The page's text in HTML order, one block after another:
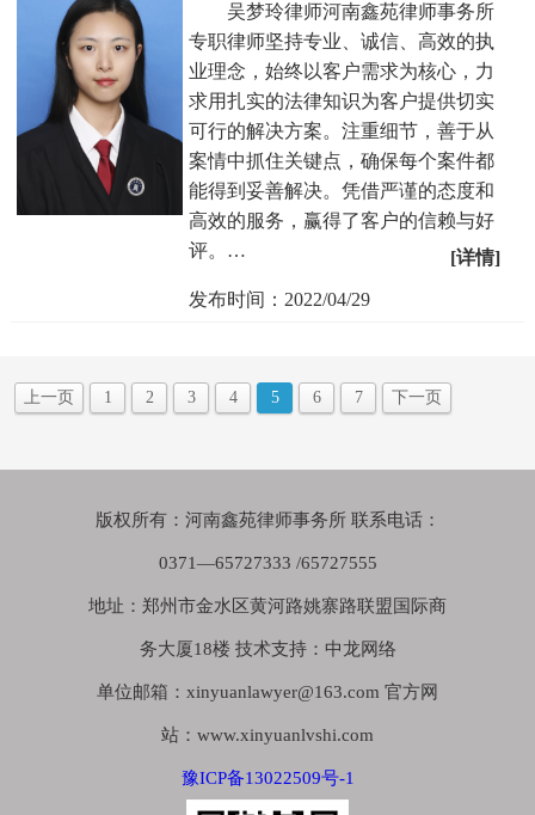
吴梦玲律师河南鑫苑律师事务所
专职律师坚持专业、诚信、高效的执
业理念，始终以客户需求为核心，力
求用扎实的法律知识为客户提供切实
可行的解决方案。注重细节，善于从
案情中抓住关键点，确保每个案件都
能得到妥善解决。凭借严谨的态度和
高效的服务，赢得了客户的信赖与好
评。…
[详情]
发布时间：2022/04/29
上一页 1 2 3 4 5 6 7 下一页
版权所有：河南鑫苑律师事务所 联系电话：
0371—65727333 /65727555
地址：郑州市金水区黄河路姚寨路联盟国际商
务大厦18楼 技术支持：中龙网络
单位邮箱：xinyuanlawyer@163.com 官方网
站：www.xinyuanlvshi.com
豫ICP备13022509号-1